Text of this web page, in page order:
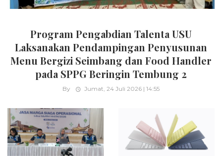
Program Pengabdian Talenta USU
Laksanakan Pendampingan Penyusunan
Menu Bergizi Seimbang dan Food Handler
pada SPPG Beringin Tembung 2
By Jumat, 24 Juli 2026 | 14:55